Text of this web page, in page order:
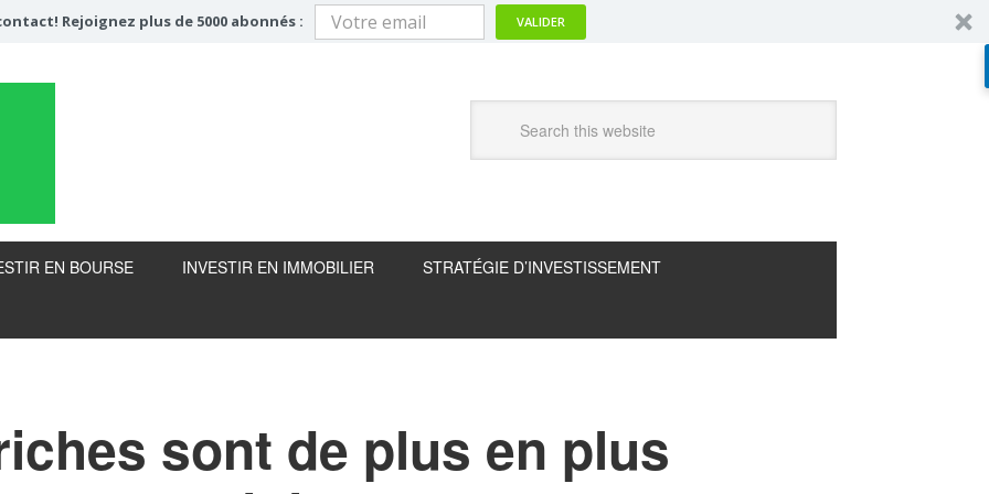
Rejoignez plus de 5000 abonnés : VALIDER
EN BOURSE INVESTIR EN IMMOBILIER STRATÉGIE D’INVESTISSEMENT
sont de plus en plus